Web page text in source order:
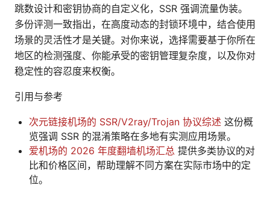
跳数设计和密钥协商的自定义化，SSR 强调流量伪装。
多份评测一致指出，在高度动态的封锁环境中，结合使用
场景的灵活性才是关键。对你来说，选择需要基于你所在
地区的检测强度、你能承受的密钥管理复杂度，以及你对
稳定性的容忍度来权衡。
引用与参考
次元链接机场的 SSR/V2ray/Trojan 协议综述 这份概
览强调 SSR 的混淆策略在多地有实测应用场景。
爱机场的 2026 年度翻墙机场汇总 提供多类协议的对
比和价格区间，帮助理解不同方案在实际市场中的定
位。